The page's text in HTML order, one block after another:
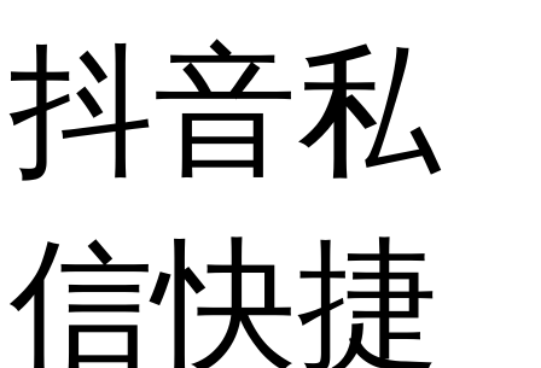
抖音私
信快捷